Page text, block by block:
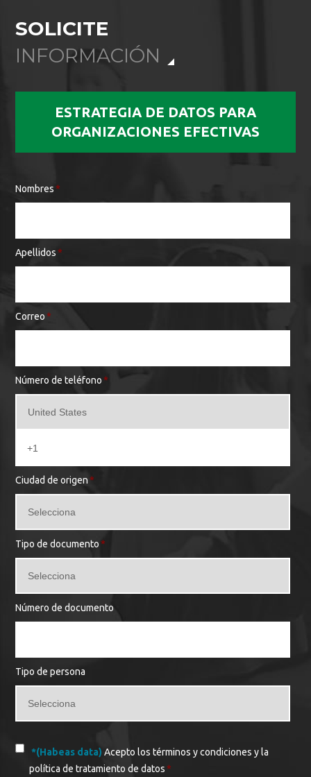
SOLICITE
INFORMACIÓN
ESTRATEGIA DE DATOS PARA
ORGANIZACIONES EFECTIVAS
Nombres *
Apellidos *
Correo *
Número de teléfono *
Ciudad de origen *
Tipo de documento *
Número de documento
Tipo de persona
*(Habeas data) Acepto los términos y condiciones y la
política de tratamiento de datos *